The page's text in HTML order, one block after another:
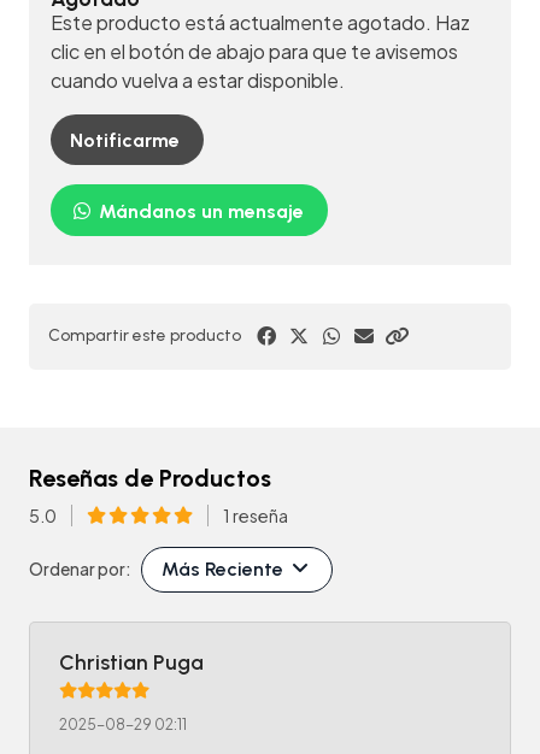
Este producto está actualmente agotado. Haz
clic en el botón de abajo para que te avisemos
cuando vuelva a estar disponible.
Notificarme
Mándanos un mensaje
Compartir este producto
Reseñas de Productos
5.0 1 reseña
Ordenar por: Más Reciente
Christian Puga
2025-08-29 02:11